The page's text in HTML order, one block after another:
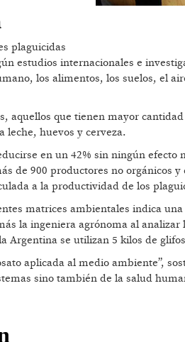
plaguicidas
estudios internacionales e
los alimentos, los suelos, el
aquellos que tienen mayor
leche, huevos y cerveza.
en un 42% sin ningún
de 900 productores no orgánicos
a la productividad de los
matrices ambientales indica
la ingeniera agrónoma al
Argentina se utilizan 5 kilos de
aplicada al medio ambiente”,
sino también de la salud